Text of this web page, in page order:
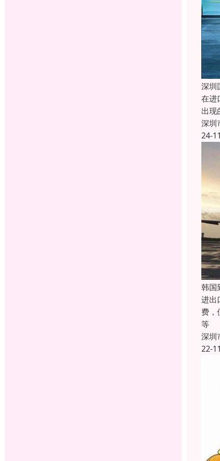
深圳
在进
出现
深圳
24-
韩国
进出
费，
等
深圳
22-